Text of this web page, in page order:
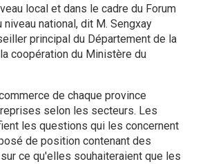
local et dans le cadre du Forum
niveau national, dit M. Sengxay
principal du Département de la
coopération du Ministère du
de chaque province
selon les secteurs. Les
les questions qui les concernent
de position contenant des
ce qu'elles souhaiteraient que les